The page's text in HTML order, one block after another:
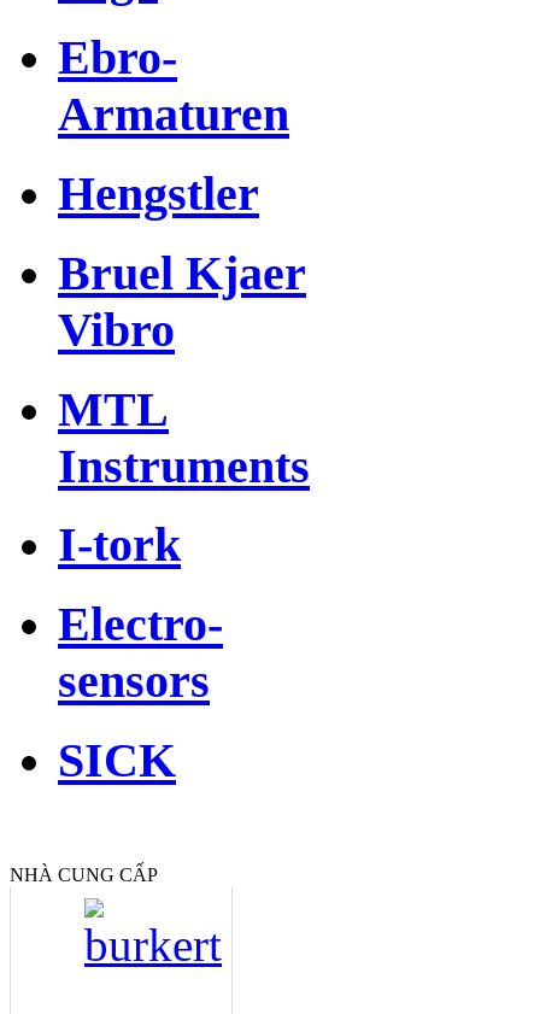
Ebro-
Armaturen
Hengstler
Bruel Kjaer
Vibro
MTL
Instruments
I-tork
Electro-
sensors
SICK
NHÀ CUNG CẤP